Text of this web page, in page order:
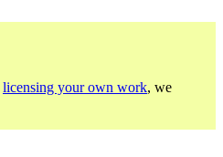
licensing your own work, we